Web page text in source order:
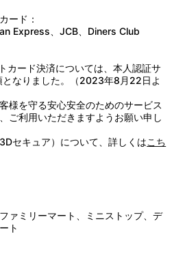
ニットワールド：：光のさす未来
．）
ィニットワールド：：Ｒｏｃｋ
ニットワールド：：５ｔｈ Ｓｔ
ニットワールド：：静かなる闘争
ニットワールド：：Ｆｌａｓｈ
ニットワールド：：ｐｓｙｃｈｉ
ニットワールド：：激動
ニットワールド：：ＴＲＯＰＩＣ
ニットワールド：：まだまだ続く
ード：
Express、JCB、Diners Club
カード決済については、本人認証サ
なりました。（2023年8月22日よ
様を守る安心安全のためのサービス
ご利用いただきますようお願い申し
セキュア）について、詳しくはこち
ァミリーマート、ミニストップ、デ
ト